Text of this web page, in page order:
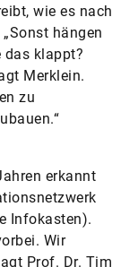
wie es nach
hängen
das klappt?
Merklein.
zu
erkannt
Infokasten).
Wir
Prof. Dr. Tim